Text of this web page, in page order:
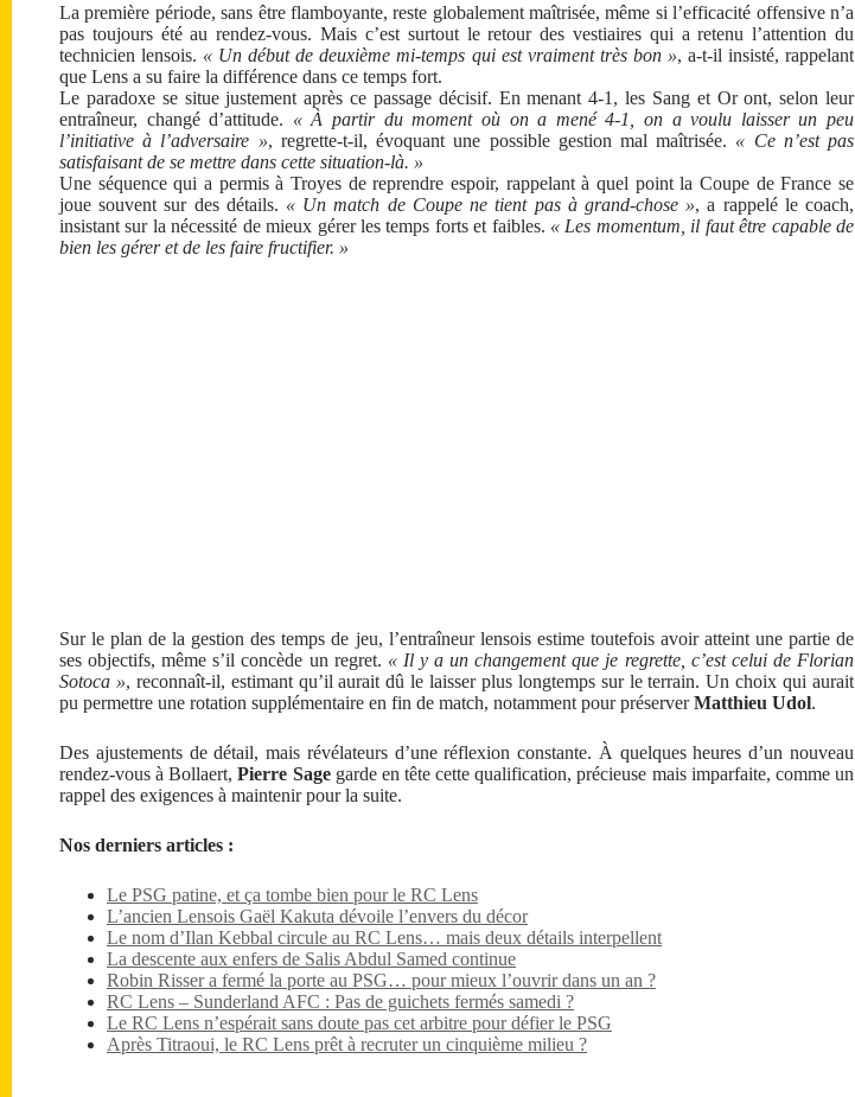
La première période, sans être flamboyante, reste globalement maîtrisée, même si l’efficacité offensive n’a
pas toujours été au rendez-vous. Mais c’est surtout le retour des vestiaires qui a retenu l’attention du
technicien lensois. « Un début de deuxième mi-temps qui est vraiment très bon », a-t-il insisté, rappelant
que Lens a su faire la différence dans ce temps fort.
Le paradoxe se situe justement après ce passage décisif. En menant 4-1, les Sang et Or ont, selon leur
entraîneur, changé d’attitude. « À partir du moment où on a mené 4-1, on a voulu laisser un peu
l’initiative à l’adversaire », regrette-t-il, évoquant une possible gestion mal maîtrisée. « Ce n’est pas
satisfaisant de se mettre dans cette situation-là. »
Une séquence qui a permis à Troyes de reprendre espoir, rappelant à quel point la Coupe de France se
joue souvent sur des détails. « Un match de Coupe ne tient pas à grand-chose », a rappelé le coach,
insistant sur la nécessité de mieux gérer les temps forts et faibles. « Les momentum, il faut être capable de
bien les gérer et de les faire fructifier. »
Sur le plan de la gestion des temps de jeu, l’entraîneur lensois estime toutefois avoir atteint une partie de
ses objectifs, même s’il concède un regret. « Il y a un changement que je regrette, c’est celui de Florian
Sotoca », reconnaît-il, estimant qu’il aurait dû le laisser plus longtemps sur le terrain. Un choix qui aurait
pu permettre une rotation supplémentaire en fin de match, notamment pour préserverMatthieu Udol.
Des ajustements de détail, mais révélateurs d’une réflexion constante. À quelques heures d’un nouveau
rendez-vous à Bollaert,Pierre Sagegarde en tête cette qualification, précieuse mais imparfaite, comme un
rappel des exigences à maintenir pour la suite.
Nos derniers articles :
Le PSG patine, et ça tombe bien pour le RC Lens
L’ancien Lensois Gaël Kakuta dévoile l’envers du décor
Le nom d’Ilan Kebbal circule au RC Lens… mais deux détails interpellent
La descente aux enfers de Salis Abdul Samed continue
Robin Risser a fermé la porte au PSG… pour mieux l’ouvrir dans un an ?
RC Lens – Sunderland AFC : Pas de guichets fermés samedi ?
Le RC Lens n’espérait sans doute pas cet arbitre pour défier le PSG
Après Titraoui, le RC Lens prêt à recruter un cinquième milieu ?